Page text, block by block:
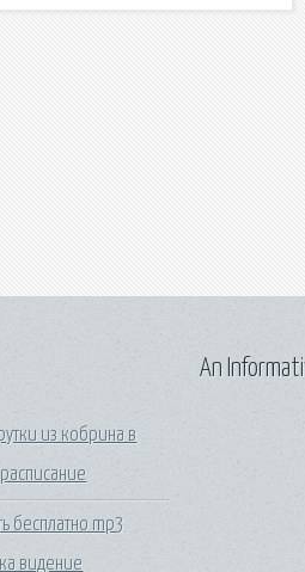
из кобрина в
бесплатно mp3
видение
An